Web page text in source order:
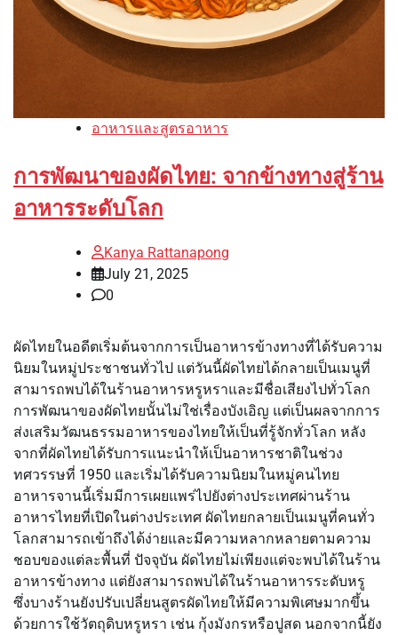
อาหารและสูตรอาหาร
การพัฒนาของผัดไทย: จากข้างทางสู่ร้าน
อาหารระดับโลก
Kanya Rattanapong
July 21, 2025
0
ผัดไทยในอดีตเริ่มต้นจากการเป็นอาหารข้างทางที่ได้รับความ
นิยมในหมู่ประชาชนทั่วไป แต่วันนี้ผัดไทยได้กลายเป็นเมนูที่
สามารถพบได้ในร้านอาหารหรูหราและมีชื่อเสียงไปทั่วโลก
การพัฒนาของผัดไทยนั้นไม่ใช่เรื่องบังเอิญ แต่เป็นผลจากการ
ส่งเสริมวัฒนธรรมอาหารของไทยให้เป็นที่รู้จักทั่วโลก หลัง
จากที่ผัดไทยได้รับการแนะนำให้เป็นอาหารชาติในช่วง
ทศวรรษที่ 1950 และเริ่มได้รับความนิยมในหมู่คนไทย
อาหารจานนี้เริ่มมีการเผยแพร่ไปยังต่างประเทศผ่านร้าน
อาหารไทยที่เปิดในต่างประเทศ ผัดไทยกลายเป็นเมนูที่คนทั่ว
โลกสามารถเข้าถึงได้ง่ายและมีความหลากหลายตามความ
ชอบของแต่ละพื้นที่ ปัจจุบัน ผัดไทยไม่เพียงแต่จะพบได้ในร้าน
อาหารข้างทาง แต่ยังสามารถพบได้ในร้านอาหารระดับหรู
ซึ่งบางร้านยังปรับเปลี่ยนสูตรผัดไทยให้มีความพิเศษมากขึ้น
ด้วยการใช้วัตถุดิบหรูหรา เช่น กุ้งมังกรหรือปูสด นอกจากนี้ยัง